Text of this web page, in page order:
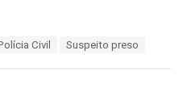
Civil Suspeito preso